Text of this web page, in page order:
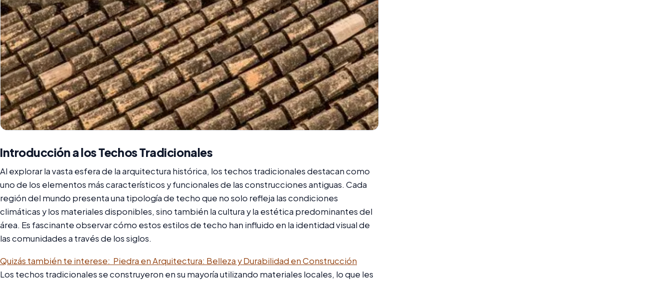
Introducción a los Techos Tradicionales
Al explorar la vasta esfera de la arquitectura histórica, los techos tradicionales destacan como
uno de los elementos más característicos y funcionales de las construcciones antiguas. Cada
región del mundo presenta una tipología de techo que no solo refleja las condiciones
climáticas y los materiales disponibles, sino también la cultura y la estética predominantes del
área. Es fascinante observar cómo estos estilos de techo han influido en la identidad visual de
las comunidades a través de los siglos.
Quizás también te interese: Piedra en Arquitectura: Belleza y Durabilidad en Construcción
Los techos tradicionales se construyeron en su mayoría utilizando materiales locales, lo que les